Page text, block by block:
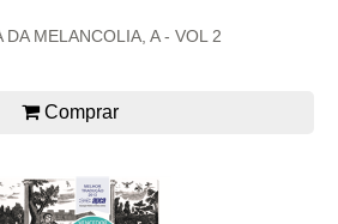
DA MELANCOLIA, A - VOL 2
Comprar